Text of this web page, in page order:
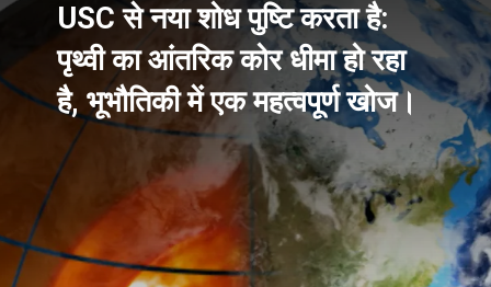
USC से नया शोध पुष्टि करता है:
पृथ्वी का आंतरिक कोर धीमा हो रहा
है, भूभौतिकी में एक महत्वपूर्ण खोज।